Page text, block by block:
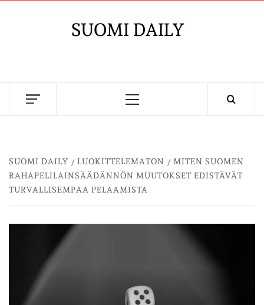
SUOMI DAILY
Primary
SUOMI DAILY LUOKITTELEMATON
MITEN SUOMEN
RAHAPELILAINSÄÄDÄNNÖN MUUTOKSET EDISTÄVÄT
TURVALLISEMPAA PELAAMISTA